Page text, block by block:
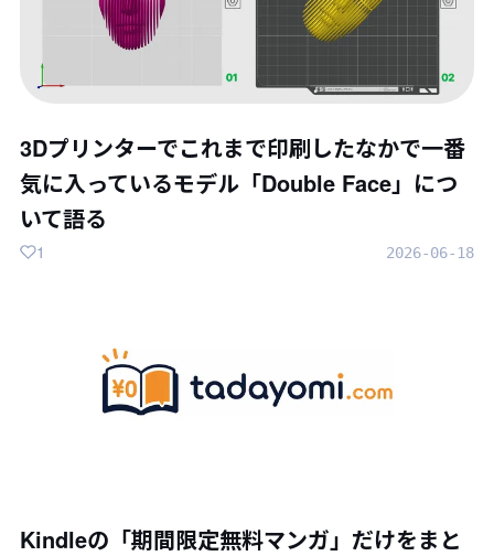
3Dプリンターでこれまで印刷したなかで一番
気に入っているモデル「Double Face」につ
いて語る
2026-06-18
1
Kindleの「期間限定無料マンガ」だけをまと